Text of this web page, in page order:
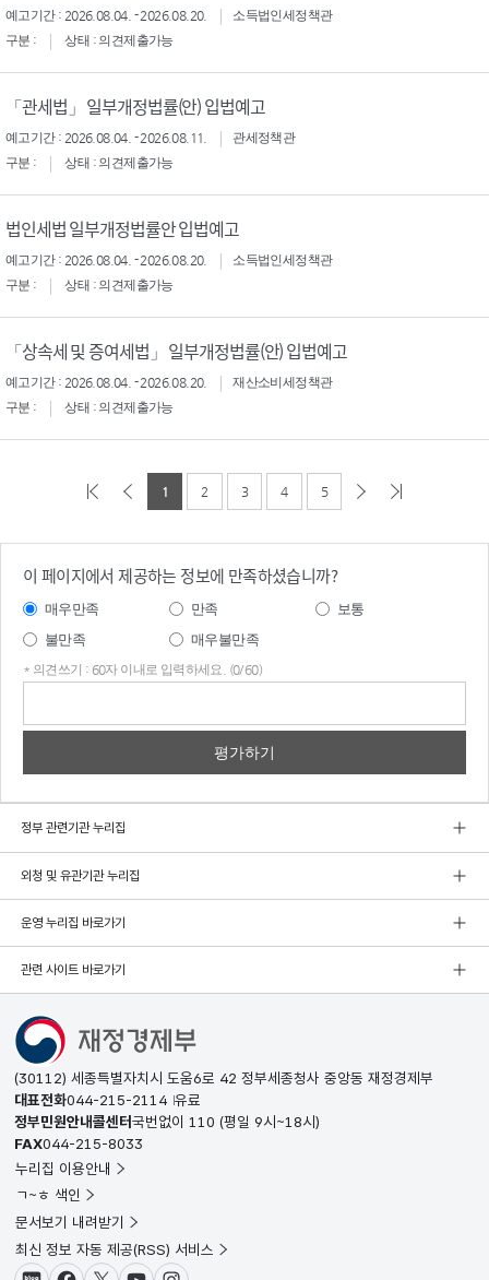
예고기간 : 2026.08.04. - 2026.08.20.
소득법인세정책관
구분 :
상태 : 의견제출가능
「관세법」 일부개정법률(안) 입법예고
예고기간 : 2026.08.04. - 2026.08.11.
관세정책관
구분 :
상태 : 의견제출가능
법인세법 일부개정법률안 입법예고
예고기간 : 2026.08.04. - 2026.08.20.
소득법인세정책관
구분 :
상태 : 의견제출가능
「상속세 및 증여세법」 일부개정법률(안) 입법예고
예고기간 : 2026.08.04. - 2026.08.20.
재산소비세정책관
구분 :
상태 : 의견제출가능
1 2 3 4 5
이 페이지에서 제공하는 정보에 만족하셨습니까?
매우만족 만족
보통
불만족
매우불만족
* 의견쓰기 : 60자 이내로 입력하세요. (0/60)
정부 관련기관 누리집
외청 및 유관기관 누리집
운영 누리집 바로가기
관련 사이트 바로가기
(30112) 세종특별자치시 도움6로 42 정부세종청사 중앙동 재정경제부
대표전화044-215-2114 유료
정부민원안내콜센터국번없이 110 (평일 9시~18시)
FAX044-215-8033
누리집 이용안내
ㄱ~ㅎ 색인
문서보기 내려받기
최신 정보 자동 제공(RSS) 서비스
블로그페이스북X(트위터)유튜브인스타그램